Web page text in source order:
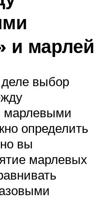
и марлей
выбор
марлевыми
определить
вы
марлевых